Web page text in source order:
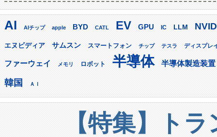
AI AIチップ apple BYD CATL EV GPU IC LLM
エヌビディア サムスン スマートフォン チップ テスラ ディスプレ
ファーウェイ メモリ ロボット 半導体 半導体製造装置
韓国 ＡＩ
【特集】ト